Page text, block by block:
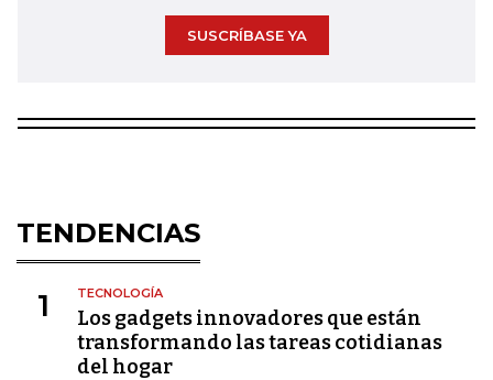
SUSCRÍBASE YA
TENDENCIAS
1 TECNOLOGÍA
Los gadgets innovadores que están
transformando las tareas cotidianas
del hogar